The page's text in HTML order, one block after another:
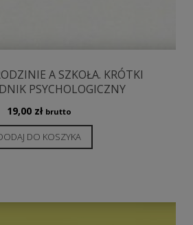
A SZKOŁA. KRÓTKI
PSYCHOLOGICZNY
19,00 zł brutto
DO KOSZYKA